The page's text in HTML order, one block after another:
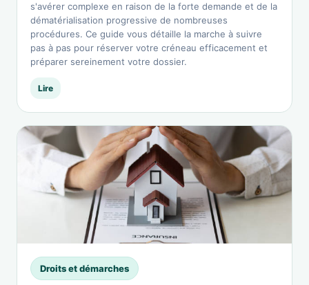
s'avérer complexe en raison de la forte demande et de la
dématérialisation progressive de nombreuses
procédures. Ce guide vous détaille la marche à suivre
pas à pas pour réserver votre créneau efficacement et
préparer sereinement votre dossier.
Lire
Droits et démarches